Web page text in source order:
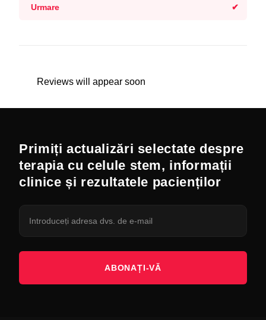
Urmare
Reviews will appear soon
Primiți actualizări selectate despre
terapia cu celule stem, informații
clinice și rezultatele pacienților
ABONAȚI-VĂ